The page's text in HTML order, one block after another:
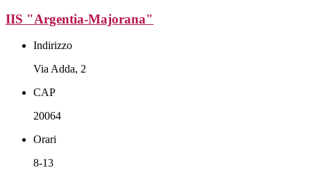
IIS "Argentia-Majorana"
Indirizzo
Via Adda, 2
CAP
20064
Orari
8-13